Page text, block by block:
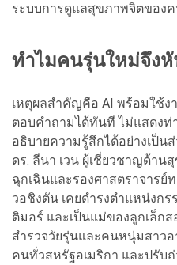
ระบบการดูแลสุขภาพจิตของค
ทำไมคนรุ่นใหม่จึงหั
เหตุผลสำคัญคือ AI พร้อมใช้ง
ตอบคำถามได้ทันที ไม่แสดงท่
อธิบายความรู้สึกได้อย่างเป็น
ดร. ลีนา เวน ผู้เชี่ยวชาญด้าน
ฉุกเฉินและรองศาสตราจาร
วอชิงตัน เคยดำรงตำแหน่งก
ติมอร์ และเป็นแม่ของลูกเล็ก
สำรวจวัยรุ่นและคนหนุ่มสาวอ
คนทั่วสหรัฐอเมริกา และปรับ